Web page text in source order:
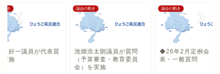
動き
好一議員が代表質
実施
議会の動き
池畑浩太朗議員が質問
（予算審査・教育委員
会）を実施
議会の動き
◆26年2月定例会
表・一般質問